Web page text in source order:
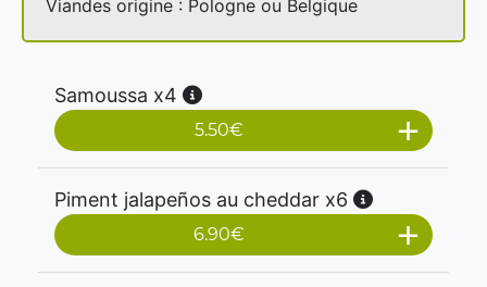
Viandes origine : Pologne ou Belgique
Samoussa x4
5.50€
Piment jalapeños au cheddar x6
6.90€